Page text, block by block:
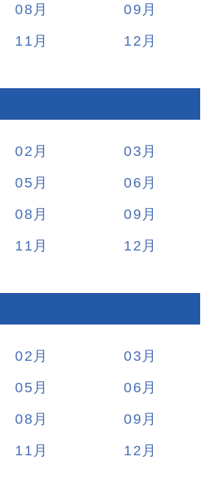
08
09
11 12
02
03
05
06
08
09
11 12
02
03
05
06
08
09
11 12